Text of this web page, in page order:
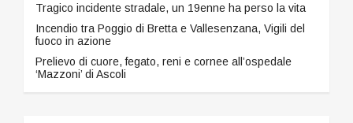
Tragico incidente stradale, un 19enne ha perso la vita
Incendio tra Poggio di Bretta e Vallesenzana, Vigili del
fuoco in azione
Prelievo di cuore, fegato, reni e cornee all’ospedale
‘Mazzoni’ di Ascoli